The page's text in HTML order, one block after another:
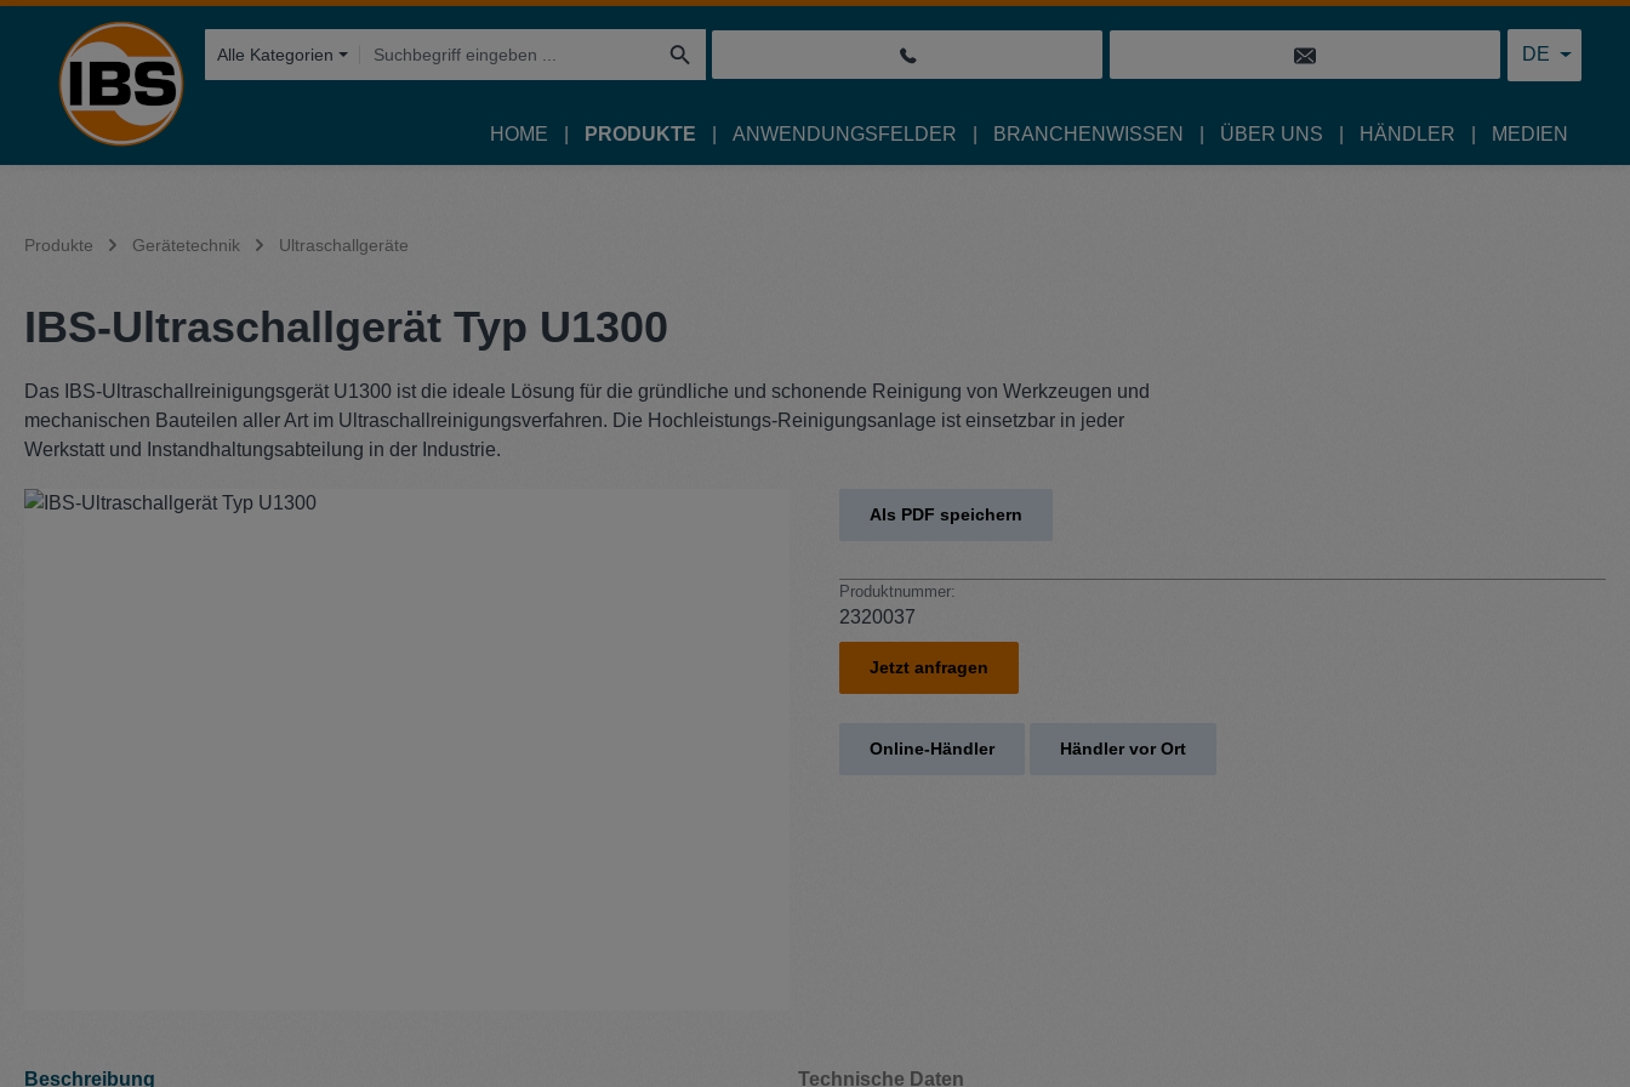
Zur Hauptnavigation springen
Alle Kategorien DE
HOME PRODUKTE ANWENDUNGSFELDER BRANCHENWISSEN ÜBER UNS HÄNDLER MEDIEN
Produkte Gerätetechnik Ultraschallgeräte
IBS-Ultraschallgerät Typ U1300
Das IBS-Ultraschallreinigungsgerät U1300 ist die ideale Lösung für die gründliche und schonende Reinigung von Werkzeugen und
mechanischen Bauteilen aller Art im Ultraschallreinigungsverfahren. Die Hochleistungs-Reinigungsanlage ist einsetzbar in jeder
Werkstatt und Instandhaltungsabteilung in der Industrie.
Bildergalerie überspringen
Als PDF speichern
Produktnummer:
2320037
Jetzt anfragen
Online-Händler Händler vor Ort
Beschreibung Technische Daten